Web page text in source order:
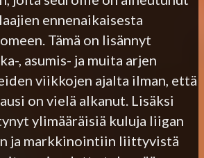
ennenaikaisesta
Tämä on lisännyt
, asumis- ja muita arjen
viikkojen ajalta ilman, että
on vielä alkanut. Lisäksi
ylimääräisiä kuluja liigan
ja markkinointiin liittyvistä